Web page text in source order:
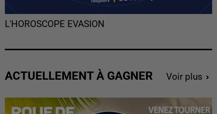
L'HOROSCOPE EVASION
ACTUELLEMENT À GAGNER Voir plus